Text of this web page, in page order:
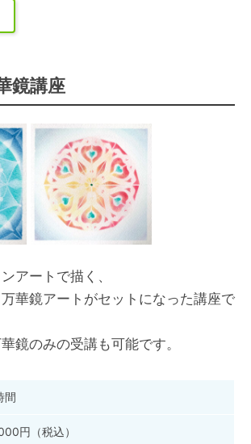
鏡講座
アートで描く、
華鏡アートがセットになった講座で
鏡のみの受講も可能です。
間
円（税込）